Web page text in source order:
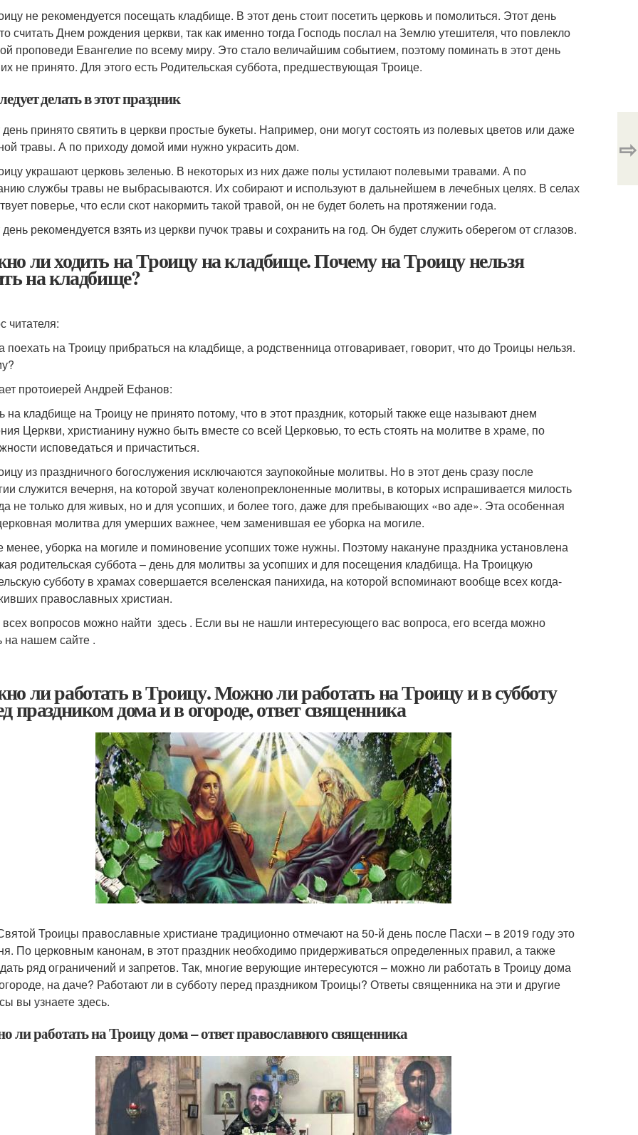
не рекомендуется посещать кладбище. В этот день стоит посетить церковь и помолиться. Этот день
считать Днем рождения церкви, так как именно тогда Господь послал на Землю утешителя, что повлекло
проповеди Евангелие по всему миру. Это стало величайшим событием, поэтому поминать в этот день
не принято. Для этого есть Родительская суббота, предшествующая Троице.
делать в этот праздник
день принято святить в церкви простые букеты. Например, они могут состоять из полевых цветов или даже
травы. А по приходу домой ими нужно украсить дом.
украшают церковь зеленью. В некоторых из них даже полы устилают полевыми травами. А по
службы травы не выбрасываются. Их собирают и используют в дальнейшем в лечебных целях. В селах
поверье, что если скот накормить такой травой, он не будет болеть на протяжении года.
день рекомендуется взять из церкви пучок травы и сохранить на год. Он будет служить оберегом от сглазов.
ли ходить на Троицу на кладбище. Почему на Троицу нельзя
на кладбище?
читателя:
поехать на Троицу прибраться на кладбище, а родственница отговаривает, говорит, что до Троицы нельзя.
протоиерей Андрей Ефанов:
на кладбище на Троицу не принято потому, что в этот праздник, который также еще называют днем
Церкви, христианину нужно быть вместе со всей Церковью, то есть стоять на молитве в храме, по
исповедаться и причаститься.
из праздничного богослужения исключаются заупокойные молитвы. Но в этот день сразу после
служится вечерня, на которой звучат коленопреклоненные молитвы, в которых испрашивается милость
не только для живых, но и для усопших, и более того, даже для пребывающих «во аде». Эта особенная
молитва для умерших важнее, чем заменившая ее уборка на могиле.
менее, уборка на могиле и поминовение усопших тоже нужны. Поэтому накануне праздника установлена
родительская суббота – день для молитвы за усопших и для посещения кладбища. На Троицкую
субботу в храмах совершается вселенская панихида, на которой вспоминают вообще всех когда-
православных христиан.
вопросов можно найти здесь . Если вы не нашли интересующего вас вопроса, его всегда можно
на нашем сайте .
ли работать в Троицу. Можно ли работать на Троицу и в субботу
праздником дома и в огороде, ответ священника
Троицы православные христиане традиционно отмечают на 50-й день после Пасхи – в 2019 году это
По церковным канонам, в этот праздник необходимо придерживаться определенных правил, а также
ряд ограничений и запретов. Так, многие верующие интересуются – можно ли работать в Троицу дома
на даче? Работают ли в субботу перед праздником Троицы? Ответы священника на эти и другие
вы узнаете здесь.
ли работать на Троицу дома – ответ православного священника
⇨